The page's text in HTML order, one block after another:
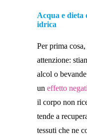
Acqua e dieta
idrica
Per prima
attenzione:
alcol o
un effetto
il corpo non
tende a
tessuti che ne